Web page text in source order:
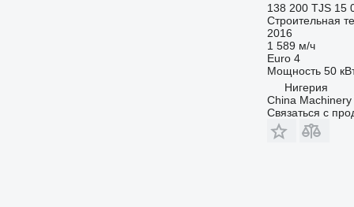
138 200 TJS 15
Строительная
2016
1 589 м/ч
Euro 4
Мощность 50
Нигерия
China Machinery
Связаться с